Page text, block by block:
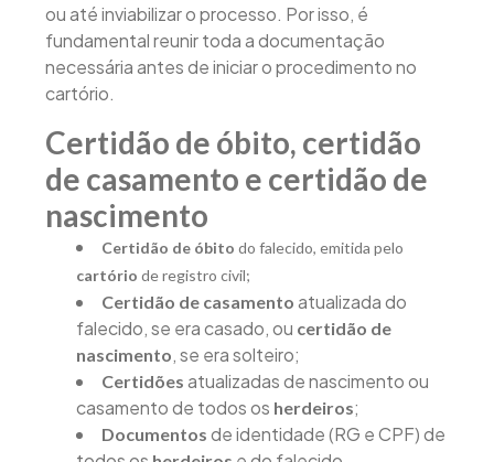
ou até inviabilizar o processo. Por isso, é
fundamental reunir toda a documentação
necessária antes de iniciar o procedimento no
cartório.
Certidão de óbito, certidão
de casamento e certidão de
nascimento
Certidão de óbito do falecido, emitida pelo
cartório de registro civil;
Certidão de casamento atualizada do
falecido, se era casado, ou certidão de
nascimento, se era solteiro;
Certidões atualizadas de nascimento ou
casamento de todos os herdeiros;
Documentos de identidade (RG e CPF) de